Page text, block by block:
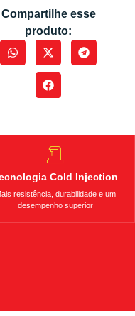
Compartilhe esse
produto:
Cold Injection
resistência, durabilidade e um
desempenho superior